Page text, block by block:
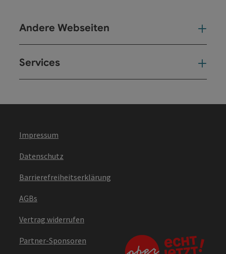
Andere Webseiten
Services
Impressum
Datenschutz
Barrierefreiheitserklärung
AGBs
Vertrag widerrufen
Partner-Sponsoren